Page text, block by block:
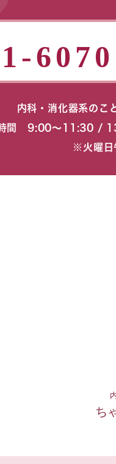
6070
内科・消化器系のこ
間 9:00〜11:30 /
※火曜日
ち